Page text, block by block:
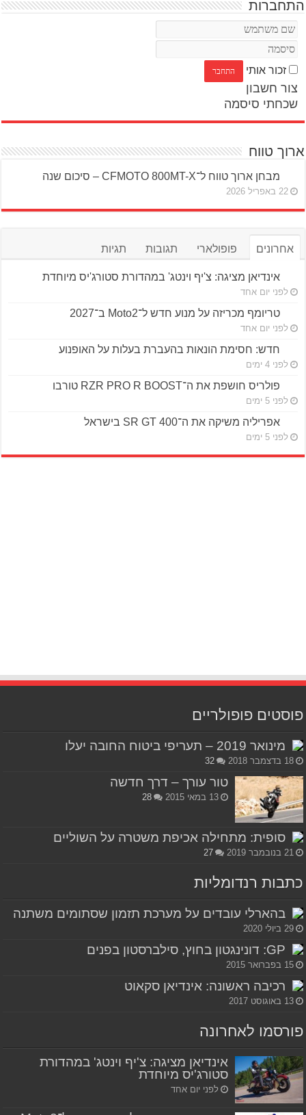
התחברות
זכור אותי
צור חשבון
שכחתי סיסמה
ארוך טווח
מבחן ארוך טווח ל־CFMOTO 800MT-X – סיכום שנה
22 באפריל 2026
אחרונים פופולארי תגובות תגיות
אינדיאן מציגה: צ'יף וינטג' במהדורת סטורג'יס מיוחדת
לפני יום אחד
טריומף מכריזה על מנוע חדש ל־Moto2 ב־2027
לפני יום אחד
חדש: חסימת הונאות בהעברת בעלות על האופנוע
לפני 4 ימים
פולריס חושפת את ה־RZR PRO R BOOST טורבו
לפני 5 ימים
אפריליה משיקה את ה־SR GT 400 בישראל
לפני 5 ימים
פוסטים פופולריים
מינואר 2019 – תעריפי ביטוח החובה יעלו
18 בדצמבר 2018 32
טור עורך – דרך חדשה
13 במאי 2015 28
סופית: מתחילה אכיפת משטרה על השוליים
21 בנובמבר 2019 27
כתבות רנדומליות
בהארלי עובדים על מערכת תזמון שסתומים משתנה
29 ביולי 2020
GP: דונינגטון בחוץ, סילברסטון בפנים
15 בפברואר 2015
רכיבה ראשונה: אינדיאן סקאוט
13 באוגוסט 2017
פורסמו לאחרונה
אינדיאן מציגה: צ'יף וינטג' במהדורת
סטורג'יס מיוחדת
לפני יום אחד